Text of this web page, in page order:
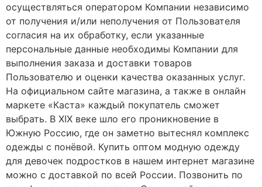
осуществляться оператором Компании независимо
от получения и/или неполучения от Пользователя
согласия на их обработку, если указанные
персональные данные необходимы Компании для
выполнения заказа и доставки товаров
Пользователю и оценки качества оказанных услуг.
На официальном сайте магазина, а также в онлайн
маркете «Каста» каждый покупатель сможет
выбрать. В XIX веке шло его проникновение в
Южную Россию, где он заметно вытеснял комплекс
одежды с понёвой. Купить оптом модную одежду
для девочек подростков в нашем интернет магазине
можно с доставкой по всей России. Позвонить по